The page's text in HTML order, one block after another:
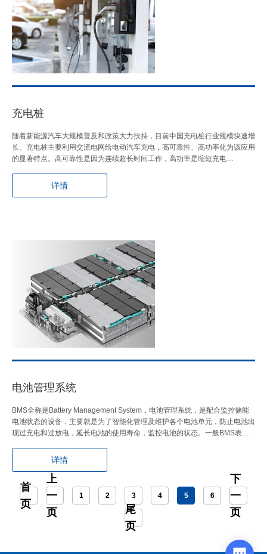
充电桩
随着新能源汽车大规模普及和政策大力扶持，目前中国充电桩行业规模快速增
长。充电桩主要利用交流电网给电动汽车充电，高可靠性、高功率化为该应用
的显著特点。高可靠性是因为连续超长时间工作，高功率是缩短充电…
详情
电池管理系统
BMS全称是Battery Management System，电池管理系统，是配合监控储能
电池状态的设备，主要就是为了智能化管理及维护各个电池单元，防止电池出
现过充电和过放电，延长电池的使用寿命，监控电池的状态。一般BMS表
详情
首
页
上
一
页
1 2 3 4 5 6
下
一
页
尾
页